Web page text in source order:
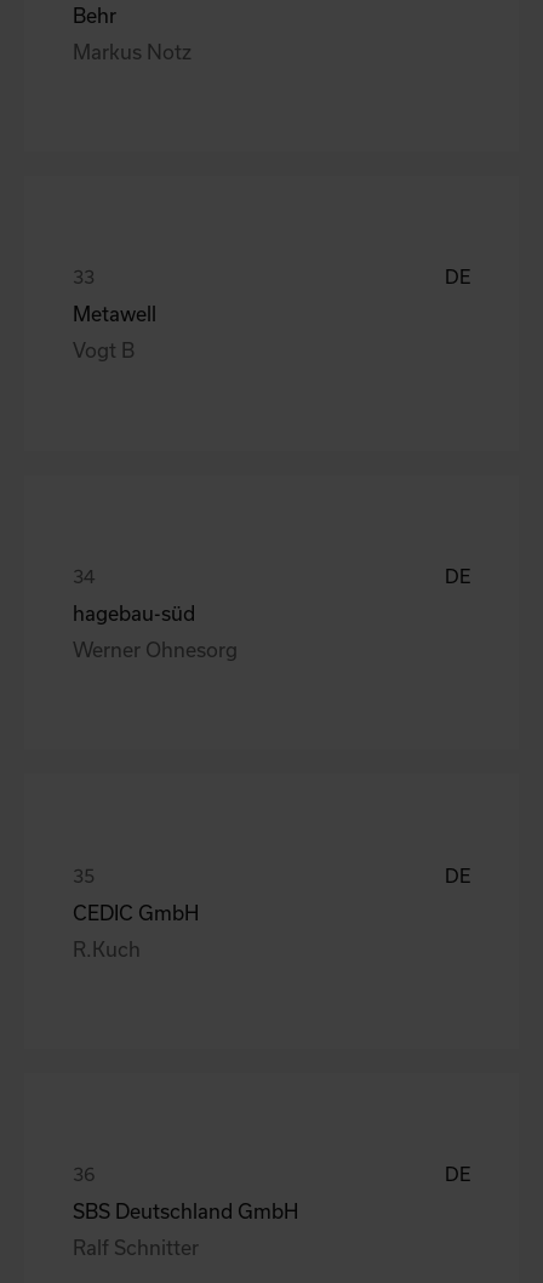
Behr
Markus Notz
DE
Metawell
Vogt B
DE
hagebau-süd
Werner Ohnesorg
DE
CEDIC GmbH
R.Kuch
DE
SBS Deutschland GmbH
Ralf Schnitter